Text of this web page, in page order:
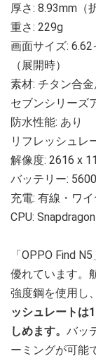
厚さ: 8.93mm（
重さ: 229g
画面サイズ:
（展開時）
素材: チタン合
セブンシリーズ
防水性能: あり
リフレッシュレ
解像度: 2616 x
バッテリー:
充電: 有線・ワ
CPU:
「OPPO Find
優れています。
強度鋼を使用し
ッシュレートは
しめます。 バッ
ーミングが可能